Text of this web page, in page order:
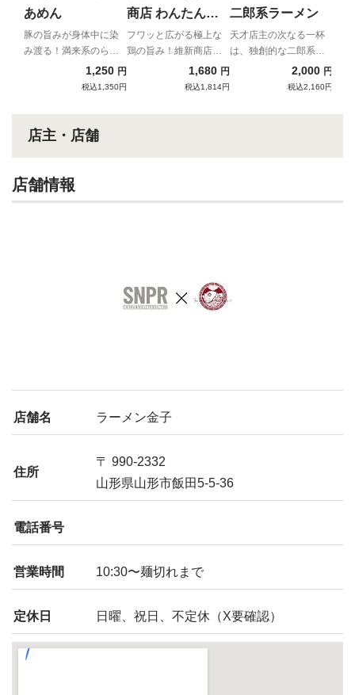
あめん
豚の旨みが身体中に染
み渡る！満来系のらあ
めんが新登場！1,250 円
税込1,350円
商店 わんたんそ
ば
フワッと広がる極上な
鶏の旨み！維新商店が
贈る宅麺だけの贅沢わ
1,680 円
税込1,814円
二郎系ラーメン
天才店主の次なる一杯
は、独創的な二郎系ラ
2,000 円
税込2,160円
店主・店舗
店舗情報
店舗名 ラーメン金子
住所
〒 990-2332
山形県山形市飯田5-5-36
電話番号
営業時間 10:30〜麺切れまで
定休日 日曜、祝日、不定休（X要確認）